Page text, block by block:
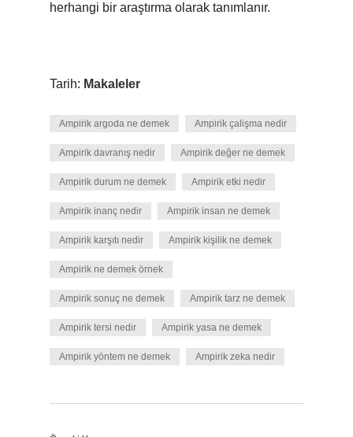
herhangi bir araştırma olarak tanımlanır.
Tarih: Makaleler
Ampirik argoda ne demek Ampirik çalişma nedir
Ampirik davranış nedir Ampirik değer ne demek
Ampirik durum ne demek Ampirik etki nedir
Ampirik inanç nedir Ampirik insan ne demek
Ampirik karşıtı nedir Ampirik kişilik ne demek
Ampirik ne demek örnek
Ampirik sonuç ne demek Ampirik tarz ne demek
Ampirik tersi nedir Ampirik yasa ne demek
Ampirik yöntem ne demek Ampirik zeka nedir